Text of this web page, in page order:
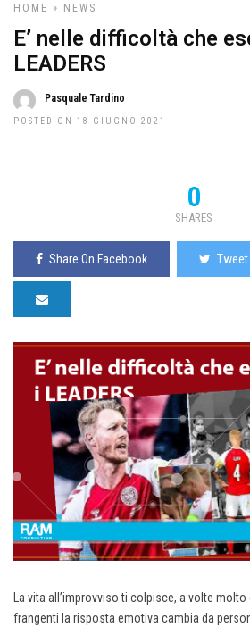
HOME » NEWS
E’ nelle difficoltà che
LEADERS
Pasquale Tardino
POSTED ON 18 GIUGNO 2021
0
SHARES
Share On Facebook Tweet
La vita all’improvviso ti colpisce, a volte
frangenti la risposta emotiva cambia da